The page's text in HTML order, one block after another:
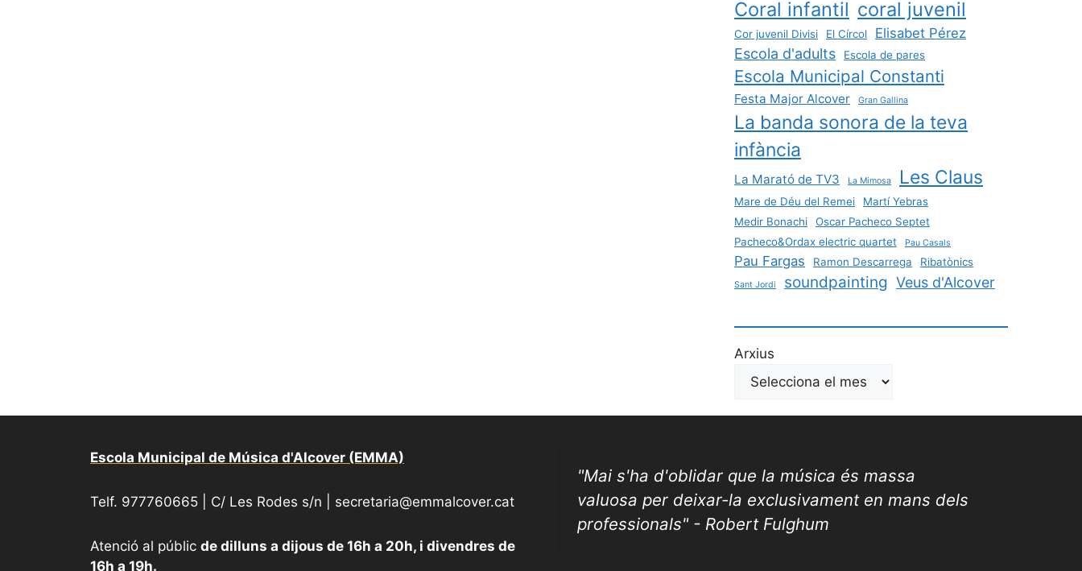
Coral infantil coral juvenil
Cor juvenil Divisi El Círcol Elisabet Pérez
Escola d'adults Escola de pares
Escola Municipal Constanti
Festa Major Alcover Gran Gallina
La banda sonora de la teva
infància
La Marató de TV3 La Mimosa Les Claus
Mare de Déu del Remei
Martí Yebras
Medir Bonachi
Oscar Pacheco Septet
Pacheco&Ordax electric quartet
Pau Casals
Pau Fargas Ramon Descarrega Ribatònics
Sant Jordi soundpainting Veus d'Alcover
Arxius
Escola Municipal de Música d'Alcover (EMMA)
Telf. 977760665 | C/ Les Rodes s/n | secretaria@emmalcover.cat
Atenció al públic de dilluns a dijous de 16h a 20h, i divendres de
16h a 19h.
"Mai s'ha d'oblidar que la música és massa
valuosa per deixar-la exclusivament en mans dels
professionals" - Robert Fulghum